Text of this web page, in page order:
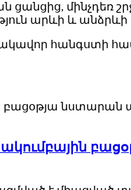
ցանցից, մինչդեռ
արևի և
հանգստի